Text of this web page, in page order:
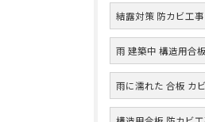
結露対策 防カビ工
雨 建築中 構造用合
雨に濡れた 合板 カビ